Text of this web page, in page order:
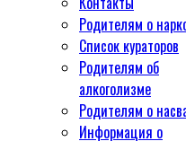
Родителям о
Список кураторов
Родителям об
алкоголизме
Родителям о
Информация о